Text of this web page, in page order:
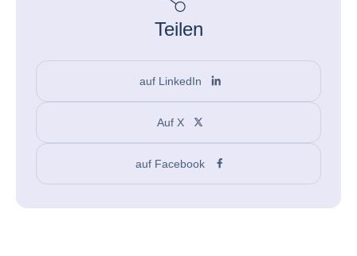
Teilen
auf LinkedIn
Auf X
auf Facebook